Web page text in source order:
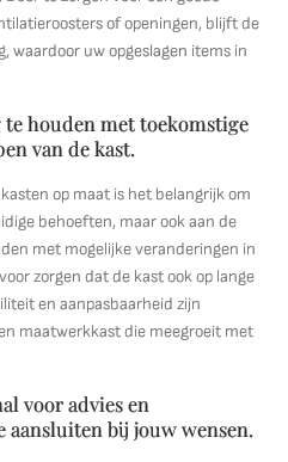
of openingen, blijft de
waardoor uw opgeslagen items in
houden met toekomstige
van de kast.
op maat is het belangrijk om
behoeften, maar ook aan de
met mogelijke veranderingen in
zorgen dat de kast ook op lange
en aanpasbaarheid zijn
maatwerkkast die meegroeit met
voor advies en
bij jouw wensen.